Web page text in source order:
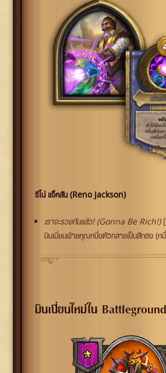
รีโน่ แจ็คสัน (Reno Jackson)
เราจะรวยกันแล้ว! (Gonna Be Rich!)
มินเนี่ยนฝ่ายคุณหนึ่งตัวกลายเป็นสีทอง (ห
มินเนี่ยนใหม่ใน